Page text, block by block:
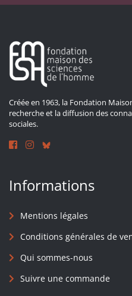
Créée en 1963, la Fondation
recherche et la diffusion des
sociales.
Informations
Mentions légales
Conditions générales de
Qui sommes-nous
Suivre une commande